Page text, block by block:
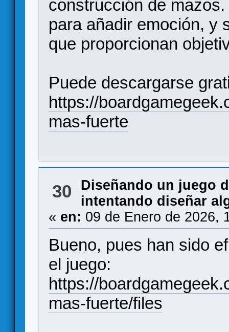
construcción de
para añadir emoción, y
que proporcionan
Puede descargarse
https://
mas-fuerte
30
Diseñando un juego
intentando diseñar
« en: 09 de Enero de 2026,
Bueno, pues han sido
el juego:
https://
mas-fuerte/files